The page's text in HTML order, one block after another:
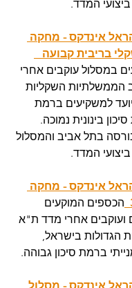
המדד.
אינדקס - מחקה
בריבית קבועה
במסלול עוקבים אחרי
הממשלתיות השקליות
למשקיעים ברמת
בינונית נמוכה.
בתל אביב והמסלול
המדד.
אינדקס - מחקה
הכספים המוקעים
ועוקבים אחרי מדד ת"א
המניות הגדולות בישראל,
ברמת סיכון גבוהה.